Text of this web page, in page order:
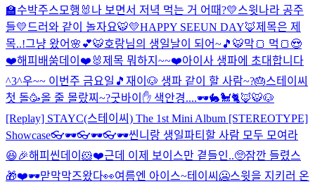
🏫수박주스 모행🐰 나 보면서 저녁 먹는 거 어때?💛스윗나라 공주
들💛 드러와 같이 놀자요🐯💛HAPPY SEEUN DAY🦊제목은 제
목..!그냥 왔어🌸💕🐯호랑님의 생일날이 되어~🎵🐯막🍞 먹🍞😍
❤️해피배쑴데이❤️🐰제목 뭐하지~~❤️아이사 생파에 초대합니다
^3^우~~ 이번주 금요일🎵 재이🐶 생파 같이 할 사람~?🎂스테이씨
첫 돌🥳올 줄 몰랐찌~?굿바이✋ 색안경....🕶🐇🐩🐈🦊🐯🐶
[Replay] STAYC(스테이씨) The 1st Mini Album [STEREOTYPE]
Showcase👓🕶👓🕶👓🕶씬니랑 생일파티할 사람 모두 모여라
😆🎉해피씬데이🐹❤️근데 이제 보이스만 곁들인..🥺잠깐 들렸스
🎁❤️🕶맏막막즈왔다👀여름엔 아이스~테이씨🥶스윗을 지키러 온